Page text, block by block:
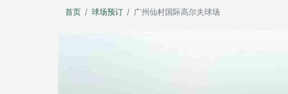
首页 球场预订 广州仙村国际高尔夫球场